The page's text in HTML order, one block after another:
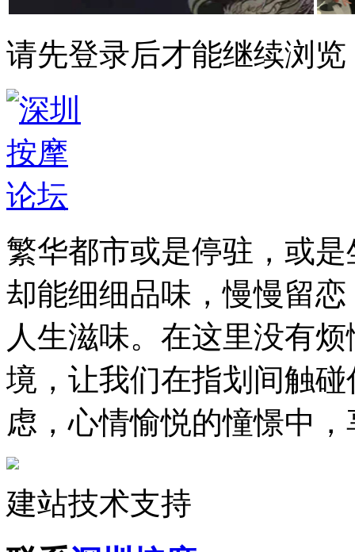
请先登录后才能继续浏览
繁华都市或是停驻，或
却能细细品味，慢慢留
人生滋味。在这里没有
境，让我们在指划间触
虑，心情愉悦的憧憬中
建站技术支持